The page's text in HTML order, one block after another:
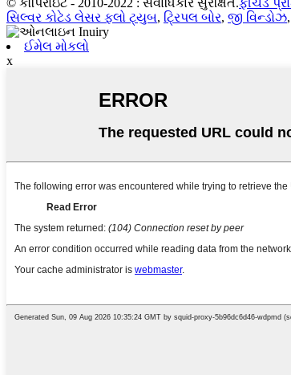
સિલ્વર કોટેડ લેસર ફ્લો ટ્યુબ, ટ્રિપલ બોર, જી વિન્ડોઝ,
ઈમેલ મોકલો
x